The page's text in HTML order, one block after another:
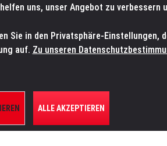
SERVICE-WERKSTATT
ÜBER UNS
uns, unser Angebot zu verbessern
in den Privatsphäre-Einstellungen,
auf. Zu unseren
ALLE AKZEPTIEREN